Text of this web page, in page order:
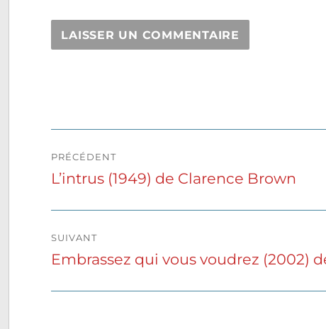
de
PRÉCÉDENT
Publication
L’intrus (1949) de Clarence Brown
SUIVANT
Publication
Embrassez qui vous voudrez (2002)